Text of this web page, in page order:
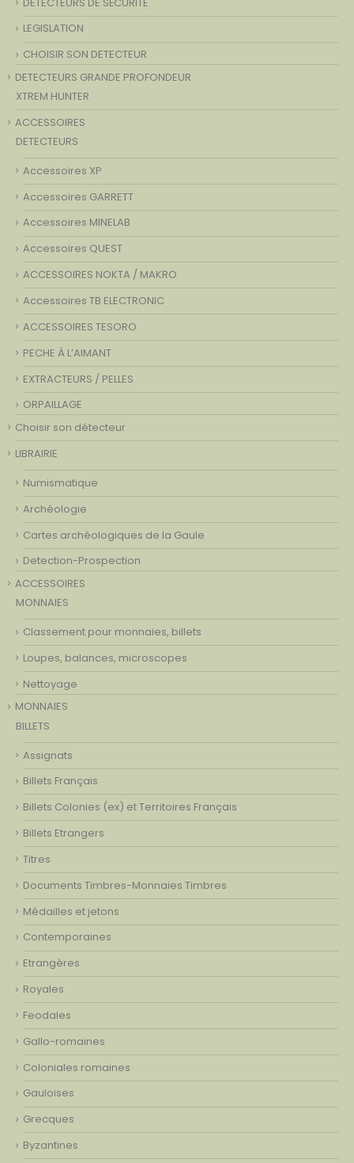
LEGISLATION
CHOISIR SON DETECTEUR
DETECTEURS GRANDE PROFONDEUR
XTREM HUNTER
ACCESSOIRES
DETECTEURS
Accessoires XP
Accessoires GARRETT
Accessoires MINELAB
Accessoires QUEST
ACCESSOIRES NOKTA / MAKRO
Accessoires TB ELECTRONIC
ACCESSOIRES TESORO
PECHE À L’AIMANT
EXTRACTEURS / PELLES
ORPAILLAGE
Choisir son détecteur
LIBRAIRIE
Numismatique
Archéologie
Cartes archéologiques de la Gaule
Detection-Prospection
ACCESSOIRES
MONNAIES
Classement pour monnaies, billets
Loupes, balances, microscopes
Nettoyage
MONNAIES
BILLETS
Assignats
Billets Français
Billets Colonies (ex) et Territoires Français
Billets Etrangers
Titres
Documents Timbres-Monnaies Timbres
Médailles et jetons
Contemporaines
Etrangères
Royales
Feodales
Gallo-romaines
Coloniales romaines
Gauloises
Grecques
Byzantines